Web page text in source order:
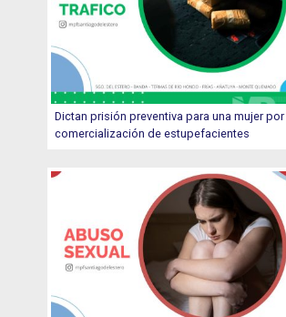
Dictan prisión preventiva para una mujer por
comercialización de estupefacientes